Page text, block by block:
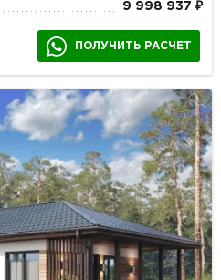
9 998 937 ₽
ПОЛУЧИТЬ РАСЧЕТ